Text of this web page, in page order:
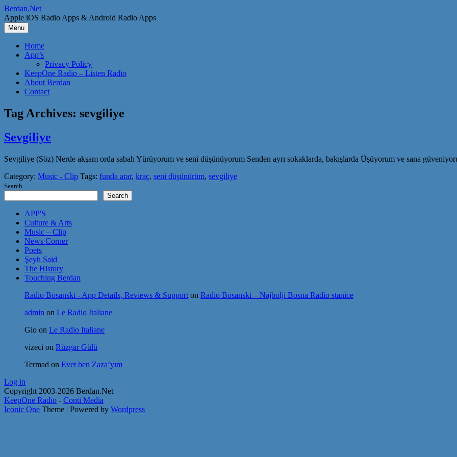
Skip
to
content
Berdan.Net
Apple iOS Radio Apps & Android Radio Apps
Menu
Home
App’s
Privacy Policy
KeepOne Radio – Listen Radio
About Berdan
Contact
Tag Archives: sevgiliye
Sevgiliye
Sevgiliye (Söz) Nerde akşam orda sabah Yürüyorum ve seni düşünüyorum Senden ayrı sokaklarda, bakışlarda Üşüyorum ve sana
Category: Music - Clip Tags: funda arar, kraç, seni düşünürüm, sevgiliye
Search
Search
APP'S
Culture & Arts
Music – Clip
News Corner
Poets
Şeyh Said
The History
Touching Berdan
Radio Bosanski - App Details, Reviews & Support on Radio Bosanski – Najbolji Bosna Radio stanice
admin on Le Radio Italiane
Gio on Le Radio Italiane
vizeci on Rüzgar Gülü
Termad on Evet ben Zaza’yım
Log in
Copyright 2003-2026 Berdan.Net
KeepOne Radio - Conti Media
Iconic One Theme | Powered by Wordpress